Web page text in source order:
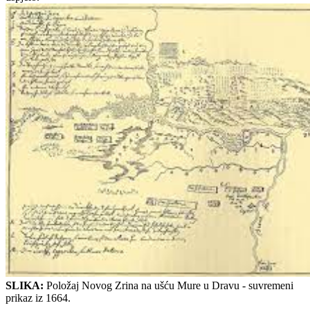
SLIKA: Položaj Novog Zrina na ušću Mure u Dravu - suvremeni
prikaz iz 1664.